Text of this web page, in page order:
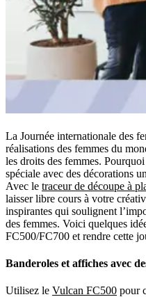
La Journée internationale des
réalisations des femmes du
les droits des femmes.
spéciale avec des décorations
Avec le traceur de découpe à
laisser libre cours à votre
inspirantes qui soulignent
des femmes. Voici quelques
FC500/FC700 et rendre cette
Banderoles et affiches avec
Utilisez le Vulcan FC500 pour